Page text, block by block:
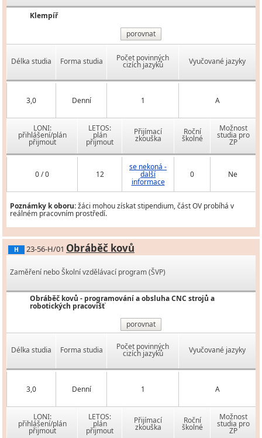
Klempíř
porovnat
Délka studia Forma studia Počet povinných
cizích jazyků Vyučované jazyky
3,0 Denní 1 A
LONI:
přihlášení/plán
přijmout
LETOS:
plán
přijmout
Přijímací
zkouška
Roční
školné
Možnost
studia pro
ZP
0 / 0 12
se nekoná -
další
informace
0 Ne
Poznámky k oboru:žáci mohou získat stipendium, část OV probíhá v
reálném pracovním prostředí.
H 23-56-H/01 Obráběč kovů
Zaměření nebo Školní vzdělávací program (ŠVP)
Obráběč kovů - programování a obsluha CNC strojů a
robotických pracovišť
porovnat
Délka studia Forma studia Počet povinných
cizích jazyků Vyučované jazyky
3,0 Denní 1 A
LONI:
přihlášení/plán
přijmout
LETOS:
plán
přijmout
Přijímací
zkouška
Roční
školné
Možnost
studia pro
ZP